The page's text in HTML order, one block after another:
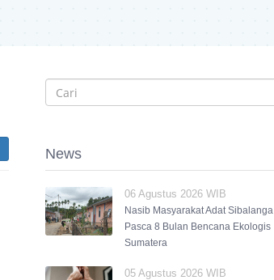
News
06 Agustus 2026 WIB
Nasib Masyarakat Adat Sibalanga
Pasca 8 Bulan Bencana Ekologis
Sumatera
05 Agustus 2026 WIB